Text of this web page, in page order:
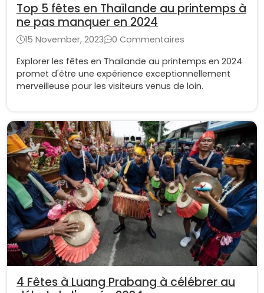
Top 5 fêtes en Thaïlande au printemps à
ne pas manquer en 2024
15 November, 2023
0 Commentaires
Explorer les fêtes en Thaïlande au printemps en 2024
promet d'être une expérience exceptionnellement
merveilleuse pour les visiteurs venus de loin.
4 Fêtes à Luang Prabang à célébrer au